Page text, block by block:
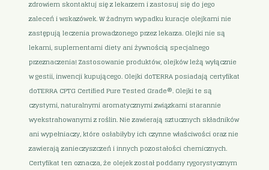
zdrowiem skontaktuj się z lekarzem i zastosuj się do jego
zaleceń i wskazówek. W żadnym wypadku kuracje olejkami nie
zastępują leczenia prowadzonego przez lekarza. Olejki nie są
lekami, suplementami diety ani żywnością specjalnego
przeznaczenia! Zastosowanie produktów, olejków leżą wyłącznie
w gestii, inwencji kupującego. Olejki doTERRA posiadają certyfikat
doTERRA CPTG Certified Pure Tested Grade®. Olejki te są
czystymi, naturalnymi aromatycznymi związkami starannie
wyekstrahowanymi z roślin. Nie zawierają sztucznych składników
ani wypełniaczy, które osłabiłyby ich czynne właściwości oraz nie
zawierają zanieczyszczeń i innych pozostałości chemicznych.
Certyfikat ten oznacza, że olejek został poddany rygorystycznym